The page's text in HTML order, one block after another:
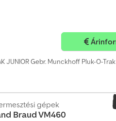
JUNIOR Gebr. Munckhoff Pluk-O-
gépek
Braud VM460